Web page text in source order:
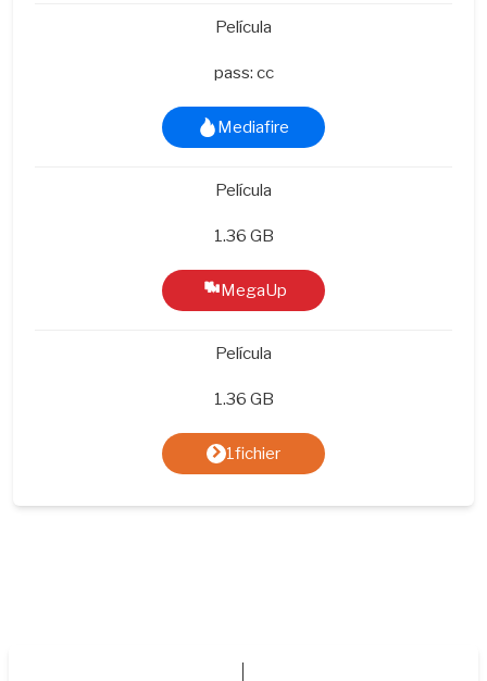
Película
pass: cc
Mediafire
Película
1.36 GB
MegaUp
Película
1.36 GB
1fichier